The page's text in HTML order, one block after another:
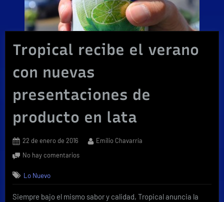
Tropical recibe el verano
con nuevas
presentaciones de
producto en lata
Posted
on
22 de enero de 2016 By
Emilio Chavarría
No hay comentariosen
el
verano
Lo Nuevo
Siempre bajo el mismo sabor y calidad, Tropical anuncia la